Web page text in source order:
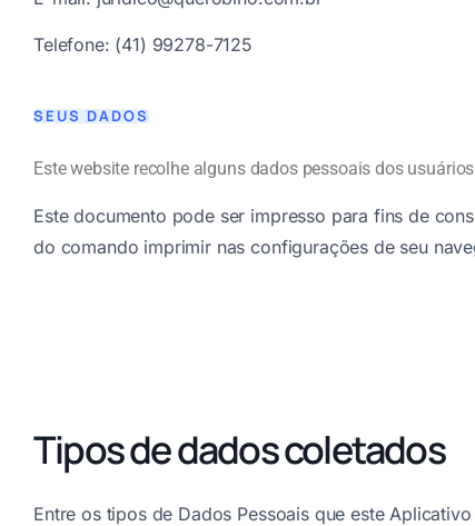
Telefone: (41) 99278-7125
SEUS DADOS
Este website recolhe alguns dados pessoais dos
Este documento pode ser impresso para fins de
do comando imprimir nas configurações de seu
Tipos de dados coletados
Entre os tipos de Dados Pessoais que este